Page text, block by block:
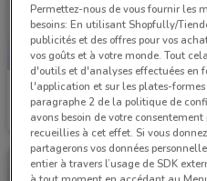
Prolians
Valable jusqu'au 31/12 6.6 km
Permettez-nous de vous fournir les
besoins: En utilisant Shopfully/
publicités et des offres pour vos
vos goûts et à votre monde. Tout
d'outils et d'analyses effectuées en
l'application et sur les plates-
paragraphe 2 de la politique de
avons besoin de votre
recueillies à cet effet. Si vous
partagerons vos données
entier à travers l’usage de SDK